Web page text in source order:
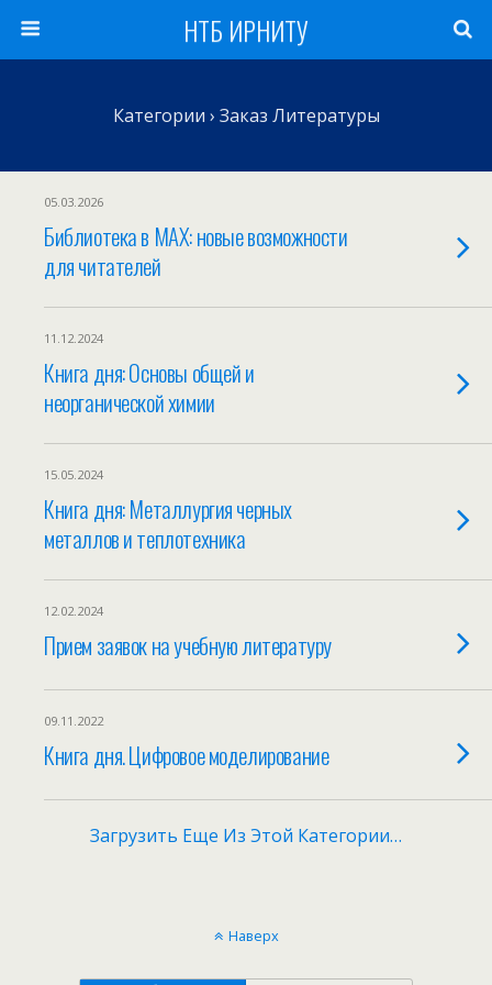
НТБ ИРНИТУ
Категории › Заказ Литературы
05.03.2026
Библиотека в MAX: новые возможности
для читателей
11.12.2024
Книга дня: Основы общей и
неорганической химии
15.05.2024
Книга дня: Металлургия черных
металлов и теплотехника
12.02.2024
Прием заявок на учебную литературу
09.11.2022
Книга дня. Цифровое моделирование
Загрузить Еще Из Этой Категории…
Наверх